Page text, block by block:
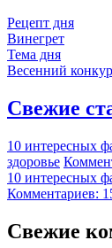
Рецепт дня
Винегрет
Тема дня
Весенний
Свежие
10 интересных
здоровье
10 интересных
Комментариев:
Свежие